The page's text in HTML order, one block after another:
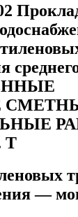
Т
—